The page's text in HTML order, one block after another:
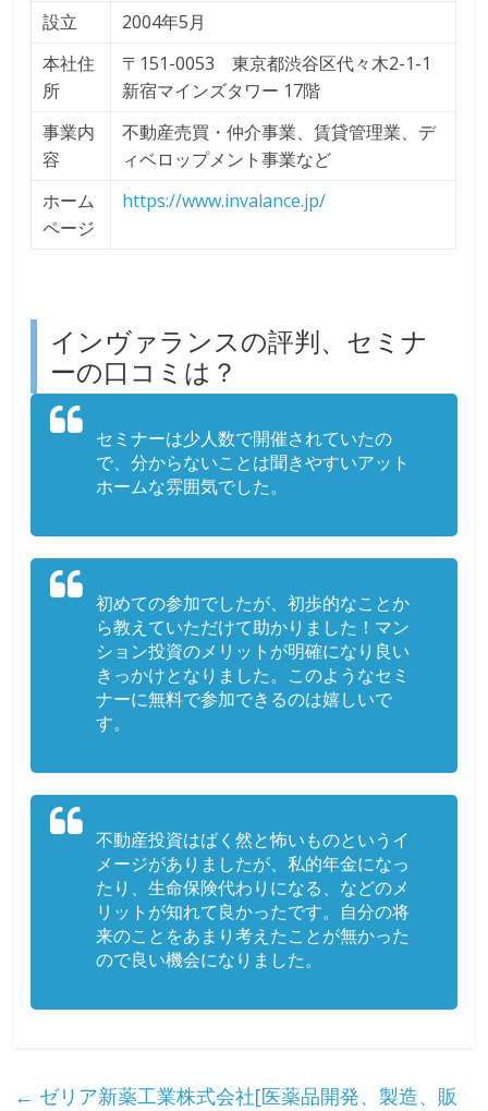
設立
2004年5月
本社住
所
〒151-0053 東京都渋谷区代々木2-1-1
新宿マインズタワー 17階
事業内
容
不動産売買・仲介事業、賃貸管理業、デ
ィベロップメント事業など
ホーム
ページ
https://www.invalance.jp/
インヴァランスの評判、セミナ
ーの口コミは？
セミナーは少人数で開催されていたの
で、分からないことは聞きやすいアット
ホームな雰囲気でした。
初めての参加でしたが、初歩的なことか
ら教えていただけて助かりました！マン
ション投資のメリットが明確になり良い
きっかけとなりました。このようなセミ
ナーに無料で参加できるのは嬉しいで
す。
不動産投資はばく然と怖いものというイ
メージがありましたが、私的年金になっ
たり、生命保険代わりになる、などのメ
リットが知れて良かったです。自分の将
来のことをあまり考えたことが無かった
ので良い機会になりました。
← ゼリア新薬工業株式会社[医薬品開発、製造、販